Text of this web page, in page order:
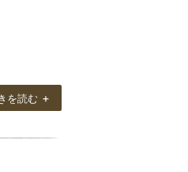
を読む +